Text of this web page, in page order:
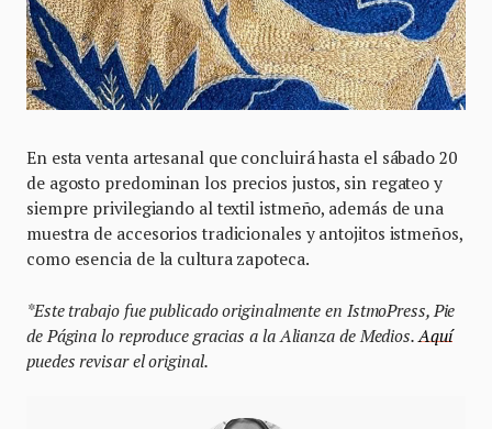
En esta venta artesanal que concluirá hasta el sábado 20
de agosto predominan los precios justos, sin regateo y
siempre privilegiando al textil istmeño, además de una
muestra de accesorios tradicionales y antojitos istmeños,
como esencia de la cultura zapoteca.
*Este trabajo fue publicado originalmente en IstmoPress, Pie
de Página lo reproduce gracias a la Alianza de Medios.Aquí
puedes revisar el original.